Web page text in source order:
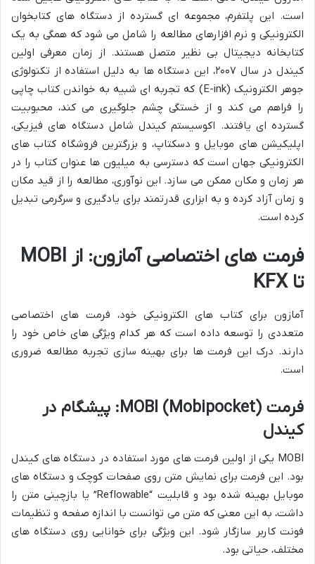
است. این پلتفرم، مجموعه ای گسترده از دستگاه های کتابخوان
الکترونیکی و نرم افزارهای مطالعه را شامل می شود که همگی به یک
کتابخانه دیجیتال بی نظیر متصل هستند. از زمان معرفی اولین
کیندل در سال ۲۰۰۷، این دستگاه ها به دلیل استفاده از تکنولوژی
جوهر الکترونیک (E-ink) که تجربه ای شبیه به خواندن کتاب چاپی
را فراهم می کند و از خستگی چشم جلوگیری می کند، محبوبیت
گسترده ای یافتند. اکوسیستم کیندل شامل دستگاه های فیزیکی،
اپلیکیشن های موبایل و دسکتاپ، و بزرگترین فروشگاه کتاب های
الکترونیکی جهان است که دسترسی به میلیون ها عنوان کتاب را در
هر زمان و مکان ممکن می سازد. این نوآوری، مطالعه را از قید مکان
و زمان آزاد کرده و به ابزاری قدرتمند برای یادگیری و سرگرمی تبدیل
کرده است.
فرمت های اختصاصی آمازون: از MOBI
تا KFX
آمازون برای کتاب های الکترونیکی خود، فرمت های اختصاصی
متعددی را توسعه داده است که هر کدام ویژگی های خاص خود را
دارند. درک این فرمت ها برای بهینه سازی تجربه مطالعه ضروری
است.
فرمت MOBI (Mobipocket): پیشگام در
کیندل
MOBI یکی از اولین فرمت های مورد استفاده در دستگاه های کیندل
بود. این فرمت برای نمایش متن روی صفحات کوچک و دستگاه های
موبایل بهینه شده بود و قابلیت “Reflowable” یا بازچینی متن را
داشت، به این معنی که متن می توانست با اندازه صفحه و تنظیمات
فونت کاربر سازگار شود. این ویژگی برای خوانایی روی دستگاه های
مختلف، حیاتی بود.